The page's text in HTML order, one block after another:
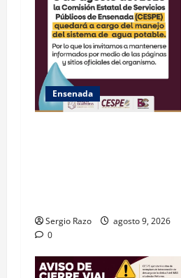
Ensenada
Sergio Razo
agosto 9, 2026
0